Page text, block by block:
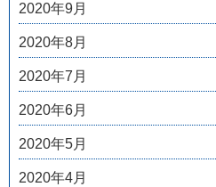
2020年9月
2020年8月
2020年7月
2020年6月
2020年5月
2020年4月